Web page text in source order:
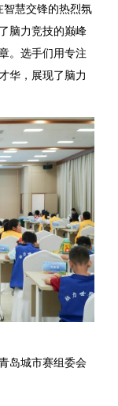
智慧交锋的热烈氛
脑力竞技的巅峰
。选手们用专注
华，展现了脑力
岛城市赛组委会